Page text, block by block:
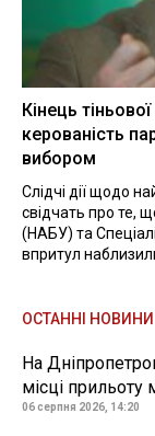
Кінець
керованість
вибором
Слідчі дії щодо
свідчать про те,
(НАБУ) та
впритул
ОСТАННІ НОВИНИ
На
місці
06 серпня 2026, 14:20